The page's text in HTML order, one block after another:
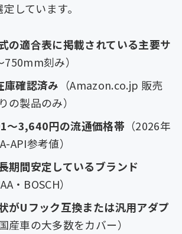
しています。
の適合表に掲載されている主要サ
750mm刻み）
庫確認済み （Amazon.co.jp 販売
の製品のみ）
〜3,640円の流通価格帯 （2026年
API参考値）
期間安定しているブランド
・BOSCH）
がUフック互換または汎用アダプ
国産車の大多数をカバー）